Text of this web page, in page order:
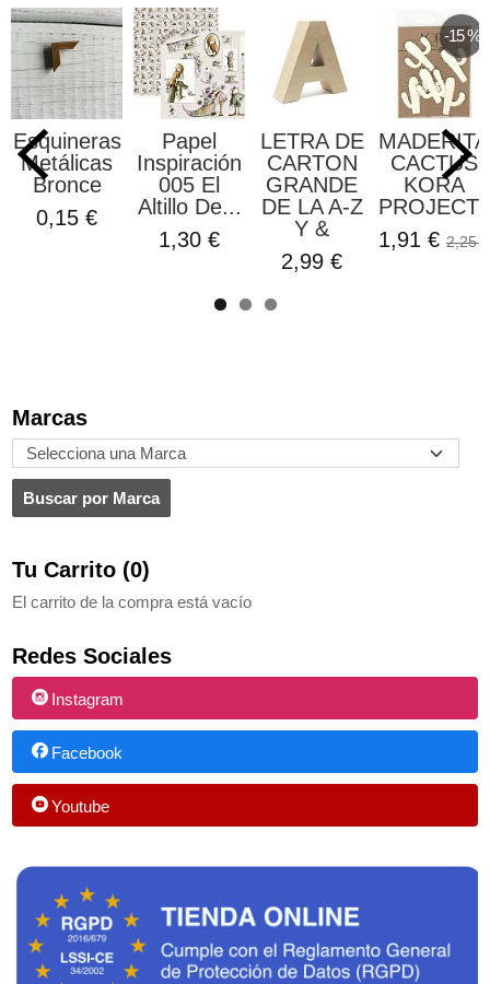
Marcas
Tu Carrito (0)
El carrito de la compra está vacío
Redes Sociales
Instagram
Facebook
Youtube
Esquineras
Metálicas
Bronce
0,15 €
Papel
Inspiración
005 El
Altillo De...
1,30 €
LETRA DE
CARTON
GRANDE
DE LA A-Z
Y &
2,99 €
-15 %
CACTUS
KORA
1,91 € 2,25 €